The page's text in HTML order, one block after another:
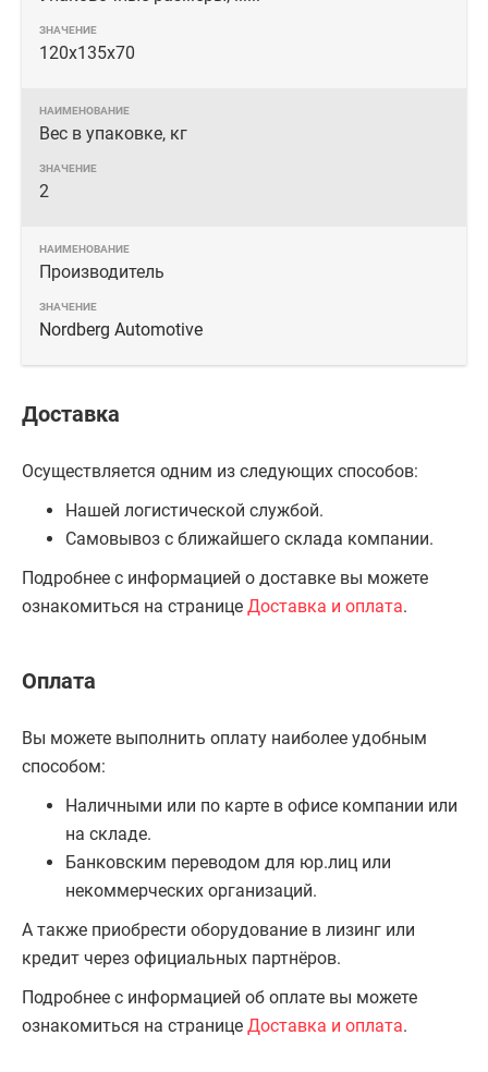
120х135х70
Вес в упаковке, кг
2
Производитель
Nordberg Automotive
Доставка
Осуществляется одним из следующих способов:
Нашей логистической службой.
Самовывоз с ближайшего склада компании.
Подробнее с информацией о доставке вы можете
ознакомиться на странице Доставка и оплата.
Оплата
Вы можете выполнить оплату наиболее удобным
способом:
Наличными или по карте в офисе компании или
на складе.
Банковским переводом для юр.лиц или
некоммерческих организаций.
А также приобрести оборудование в лизинг или
кредит через официальных партнёров.
Подробнее с информацией об оплате вы можете
ознакомиться на странице Доставка и оплата.